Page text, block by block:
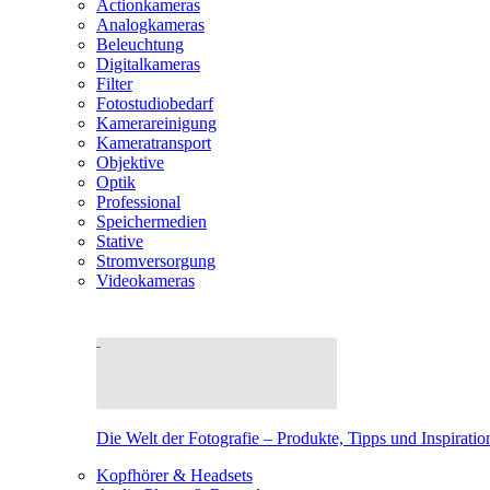
Actionkameras
Analogkameras
Beleuchtung
Digitalkameras
Filter
Fotostudiobedarf
Kamerareinigung
Kameratransport
Objektive
Optik
Professional
Speichermedien
Stative
Stromversorgung
Videokameras
Die Welt der Fotografie – Produkte, Tipps und
Kopfhörer & Headsets